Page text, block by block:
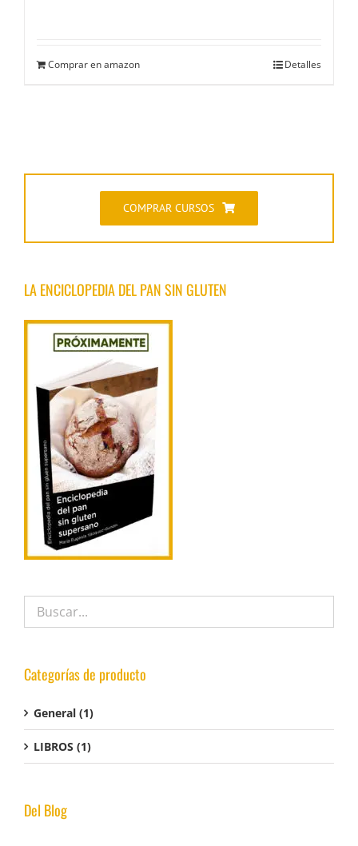
Comprar en amazon Detalles
COMPRAR CURSOS
LA ENCICLOPEDIA DEL PAN SIN GLUTEN
Categorías de producto
General (1)
LIBROS (1)
Del Blog